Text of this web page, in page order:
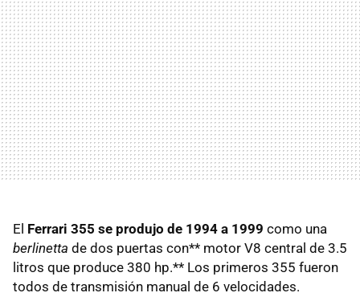
El Ferrari 355 se produjo de 1994 a 1999 como una
berlinetta de dos puertas con** motor V8 central de 3.5
litros que produce 380 hp.** Los primeros 355 fueron
todos de transmisión manual de 6 velocidades.